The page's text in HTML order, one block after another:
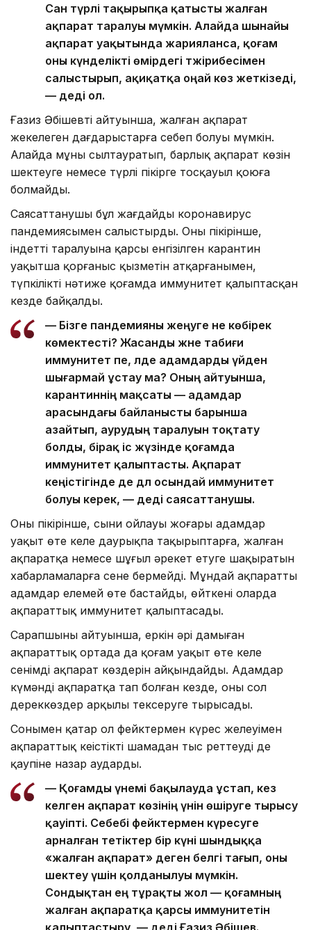
Сан түрлі тақырыпқа қатысты жалған
ақпарат таралуы мүмкін. Алайда шынайы
ақпарат уақытында жарияланса, қоғам
оны күнделікті өмірдегі тәжірибесімен
салыстырып, ақиқатқа оңай көз жеткізеді,
— деді ол.
Ғазиз Әбішевтің айтуынша, жалған ақпарат
жекелеген дағдарыстарға себеп болуы мүмкін.
Алайда мұны сылтауратып, барлық ақпарат көзін
шектеуге немесе түрлі пікірге тосқауыл қоюға
болмайды.
Саясаттанушы бұл жағдайды коронавирус
пандемиясымен салыстырды. Оның пікірінше,
індеттің таралуына қарсы енгізілген карантин
уақытша қорғаныс қызметін атқарғанымен,
түпкілікті нәтиже қоғамда иммунитет қалыптасқан
кезде байқалды.
— Бізге пандемияны жеңуге не көбірек
көмектесті? Жасанды және табиғи
иммунитет пе, әлде адамдарды үйден
шығармай ұстау ма? Оның айтуынша,
карантиннің мақсаты — адамдар
арасындағы байланысты барынша
азайтып, аурудың таралуын тоқтату
болды, бірақ іс жүзінде қоғамда
иммунитет қалыптасты. Ақпарат
кеңістігінде де дәл осындай иммунитет
болуы керек, — деді саясаттанушы.
Оның пікірінше, сыни ойлауы жоғары адамдар
уақыт өте келе даурықпа тақырыптарға, жалған
ақпаратқа немесе шұғыл әрекет етуге шақыратын
хабарламаларға сене бермейді. Мұндай ақпаратты
адамдар елемей өте бастайды, өйткені оларда
ақпараттық иммунитет қалыптасады.
Сарапшының айтуынша, еркін әрі дамыған
ақпараттық ортада да қоғам уақыт өте келе
сенімді ақпарат көздерін айқындайды. Адамдар
күмәнді ақпаратқа тап болған кезде, оны сол
дереккөздер арқылы тексеруге тырысады.
Сонымен қатар ол фейктермен күрес желеуімен
ақпараттық кеңістікті шамадан тыс реттеудің де
қаупіне назар аударды.
— Қоғамды үнемі бақылауда ұстап, кез
келген ақпарат көзінің үнін өшіруге тырысу
қауіпті. Себебі фейктермен күресуге
арналған тетіктер бір күні шындыққа
«жалған ақпарат» деген белгі тағып, оны
шектеу үшін қолданылуы мүмкін.
Сондықтан ең тұрақты жол — қоғамның
жалған ақпаратқа қарсы иммунитетін
қалыптастыру, — деді Ғазиз Әбішев.